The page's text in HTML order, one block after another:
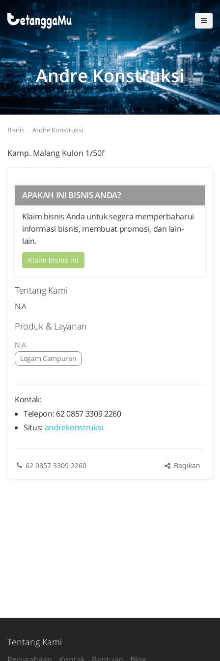
Andre Konstruksi
Bisnis Andre Konstruksi
Kamp. Malang Kulon 1/50f
APAKAH INI BISNIS ANDA?
Klaim bisnis Anda untuk segera memperbaharui
informasi bisnis, membuat promosi, dan lain-
lain.
Klaim bisnis ini
Tentang Kami
N.A
Produk & Layanan
N.A
Logam Campuran
Kontak:
Telepon: 62 0857 3309 2260
Situs: andrekonstruksi
62 0857 3309 2260 Bagikan
Tentang Kami